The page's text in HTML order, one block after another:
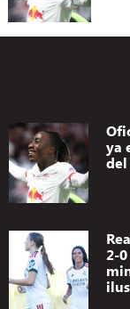
ya
del
2-